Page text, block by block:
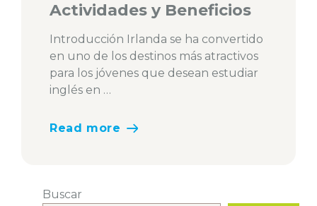
Actividades y Beneficios
Introducción Irlanda se ha convertido
en uno de los destinos más atractivos
para los jóvenes que desean estudiar
inglés en …
Read more
Buscar